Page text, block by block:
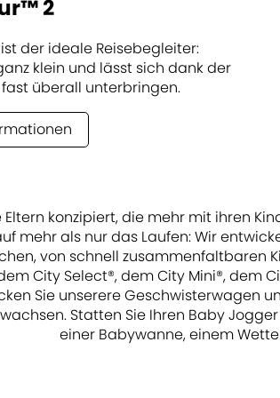
2
der ideale Reisebegleiter:
klein und lässt sich dank der
überall unterbringen.
konzipiert, die mehr mit ihren
mehr als nur das Laufen: Wir
von schnell
City Select®, dem City Mini®, dem
Sie unserere Geschwisterwagen
Statten Sie Ihren Baby
einer Babywanne, einem